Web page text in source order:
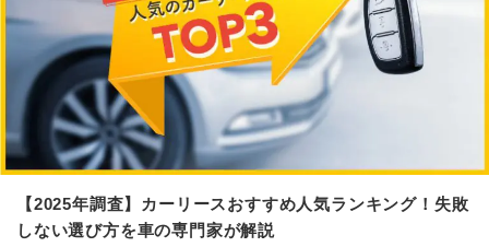
【2025年調査】カーリースおすすめ人気ランキング！失敗
しない選び方を車の専門家が解説